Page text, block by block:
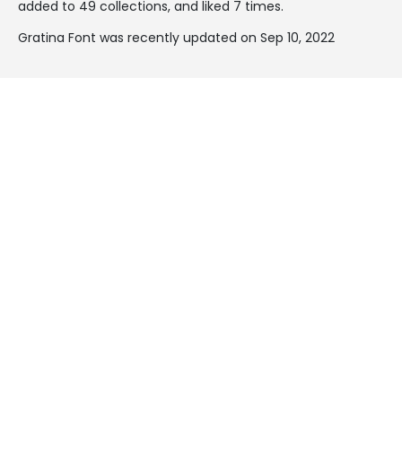
added to 49 collections, and liked 7 times.
Gratina Font was recently updated on Sep 10, 2022